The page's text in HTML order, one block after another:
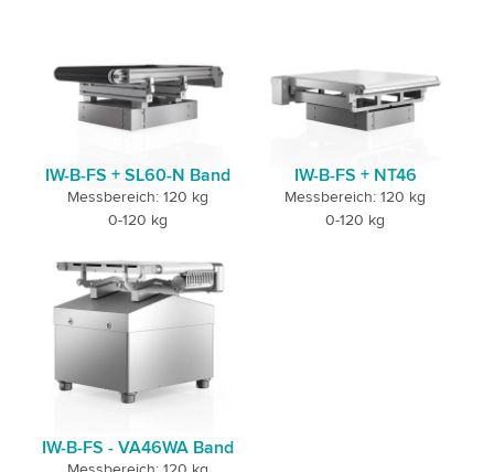
IW-B-FS + SL60-N Band
Messbereich: 120 kg
0-120 kg
IW-B-FS + NT46
Messbereich: 120 kg
0-120 kg
IW-B-FS - VA46WA Band